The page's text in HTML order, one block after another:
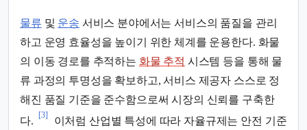
물류 및 운송 서비스 분야에서는 서비스의 품질을 관리
하고 운영 효율성을 높이기 위한 체계를 운용한다. 화물
의 이동 경로를 추적하는 화물 추적 시스템 등을 통해 물
류 과정의 투명성을 확보하고, 서비스 제공자 스스로 정
해진 품질 기준을 준수함으로써 시장의 신뢰를 구축한
다.
[3]
이처럼 산업별 특성에 따라 자율규제는 안전 기준